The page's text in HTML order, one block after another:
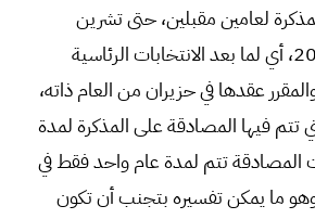
لعامين مقبلين، حتى تشرين
الأول من العام 2023، أي لما بعد الانتخابات الرئاسية
والمقرر عقدها في حزيران من العام ذاته،
تتم فيها المصادقة على المذكرة لمدة
المصادقة تتم لمدة عام واحد فقط في
ما يمكن تفسيره بتجنب أن تكون